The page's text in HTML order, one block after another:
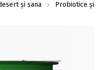
și sana Probiotice și